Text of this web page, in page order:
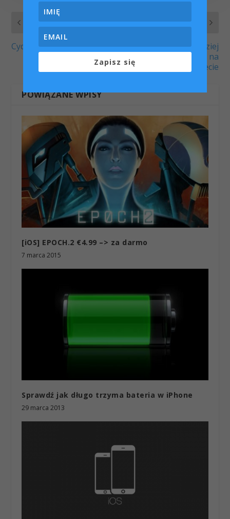
POPRZEDNI
Cydia repozytoria 2015
NASTĘPNY
Apple drugą najbardziej
innowacyjna firmą na
świecie
POWIĄZANE WPISY
[iOS] EPOCH.2 €4.99 –> za darmo
7 marca 2015
Sprawdź jak długo trzyma bateria w iPhone
29 marca 2013
Zapisz się